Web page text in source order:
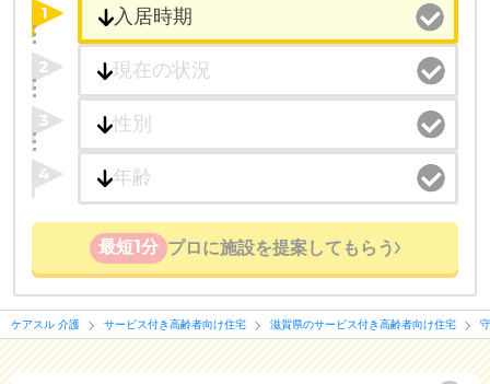
1
2
3
4
最短1分 プロに施設を提案してもらう
ケアスル 介護 サービス付き高齢者向け住宅 滋賀県のサービス付き高齢者向け住宅